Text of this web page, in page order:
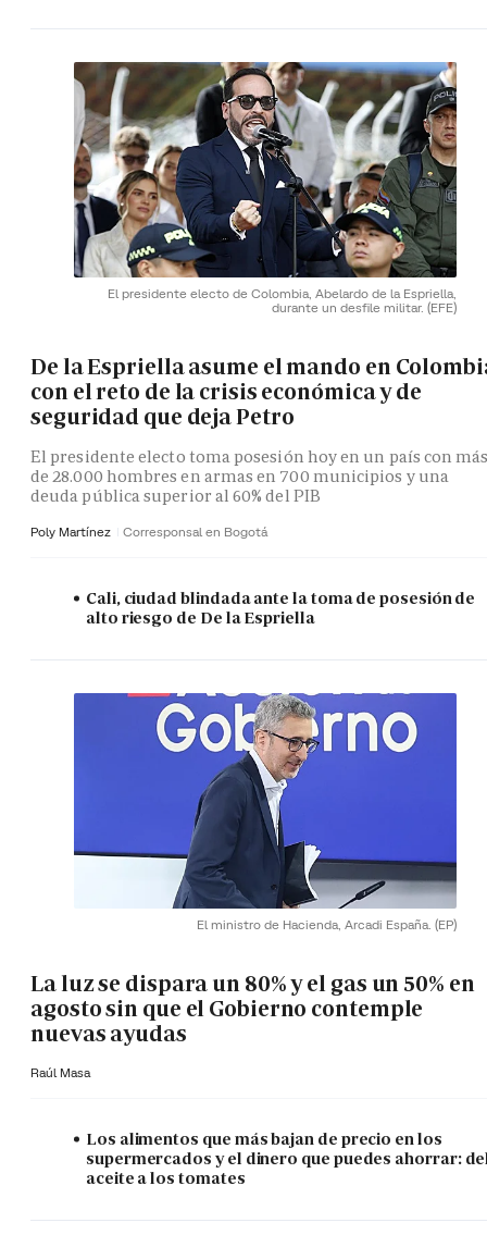
El presidente electo de Colombia, Abelardo de la Espriella,
durante un desfile militar. (EFE)
De la Espriella asume el mando en
con el reto de la crisis económica y de
seguridad que deja Petro
El presidente electo toma posesión hoy en un país con
de 28.000 hombres en armas en 700 municipios y una
deuda pública superior al 60% del PIB
Poly Martínez Corresponsal en Bogotá
Cali, ciudad blindada ante la toma de posesión de
alto riesgo de De la Espriella
El ministro de Hacienda, Arcadi España. (EP)
La luz se dispara un 80% y el gas un 50% en
agosto sin que el Gobierno contemple
nuevas ayudas
Raúl Masa
Los alimentos que más bajan de precio en los
supermercados y el dinero que puedes ahorrar:
aceite a los tomates